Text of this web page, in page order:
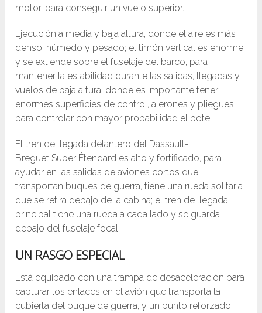
motor, para conseguir un vuelo superior.
Ejecución a media y baja altura, donde el aire es más
denso, húmedo y pesado; el timón vertical es enorme
y se extiende sobre el fuselaje del barco, para
mantener la estabilidad durante las salidas, llegadas y
vuelos de baja altura, donde es importante tener
enormes superficies de control, alerones y pliegues,
para controlar con mayor probabilidad el bote.
El tren de llegada delantero del Dassault-
Breguet Super Étendard es alto y fortificado, para
ayudar en las salidas de aviones cortos que
transportan buques de guerra, tiene una rueda solitaria
que se retira debajo de la cabina; el tren de llegada
principal tiene una rueda a cada lado y se guarda
debajo del fuselaje focal.
UN RASGO ESPECIAL
Está equipado con una trampa de desaceleración para
capturar los enlaces en el avión que transporta la
cubierta del buque de guerra, y un punto reforzado